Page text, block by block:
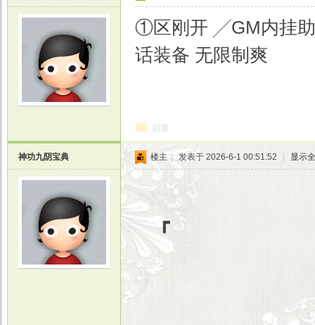
①区刚开 ╱GM内挂助
话装备 无限制爽
回复
神功九阴宝典 楼主 发表于 2026-6-1 00:51:52 显示